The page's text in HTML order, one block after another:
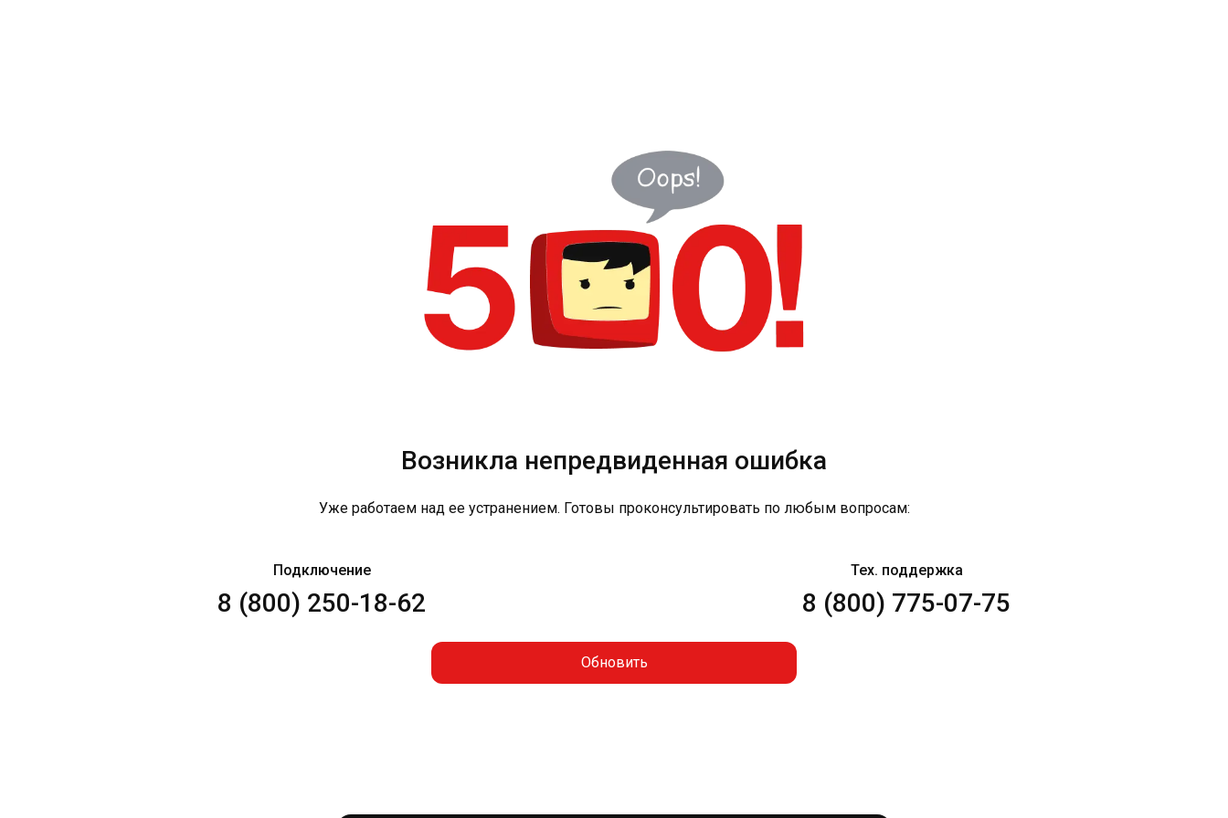
Возникла непредвиденная ошибка
Уже работаем над ее устранением. Готовы проконсультировать по любым вопросам:
Подключение
8 (800) 250-18-62
Тех. поддержка
8 (800) 775-07-75
Обновить